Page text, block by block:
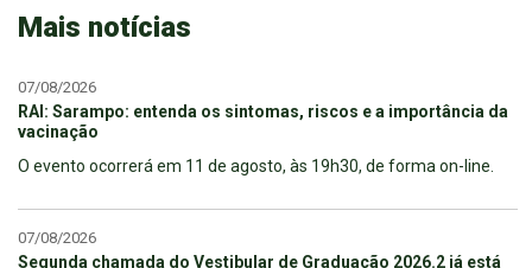
Mais notícias
07/08/2026
RAI: Sarampo: entenda os sintomas, riscos e a importância da
vacinação
O evento ocorrerá em 11 de agosto, às 19h30, de forma on-line.
07/08/2026
Segunda chamada do Vestibular de Graduação 2026.2 já está